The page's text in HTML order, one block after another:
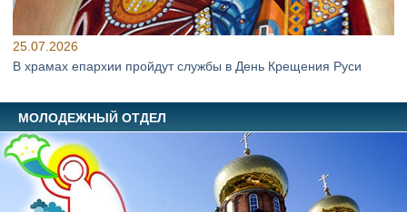
25.07.2026
В храмах епархии пройдут службы в День Крещения Руси
МОЛОДЕЖНЫЙ ОТДЕЛ